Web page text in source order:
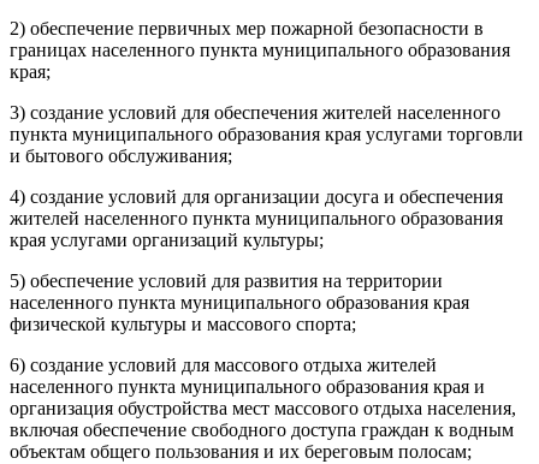
2) обеспечение первичных мер пожарной безопасности в
границах населенного пункта муниципального образования
края;
3) создание условий для обеспечения жителей населенного
пункта муниципального образования края услугами торговли
и бытового обслуживания;
4) создание условий для организации досуга и обеспечения
жителей населенного пункта муниципального образования
края услугами организаций культуры;
5) обеспечение условий для развития на территории
населенного пункта муниципального образования края
физической культуры и массового спорта;
6) создание условий для массового отдыха жителей
населенного пункта муниципального образования края и
организация обустройства мест массового отдыха населения,
включая обеспечение свободного доступа граждан к водным
объектам общего пользования и их береговым полосам;